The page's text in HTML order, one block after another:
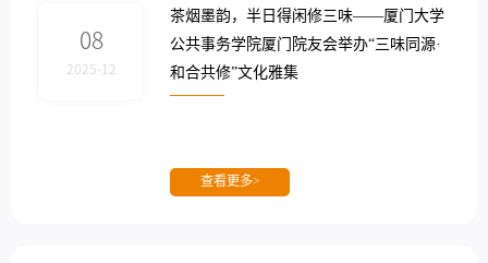
08
2025-12
茶烟墨韵，半日得闲修三味——厦门大学
公共事务学院厦门院友会举办“三味同源·
和合共修”文化雅集
查看更多>